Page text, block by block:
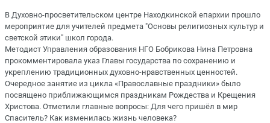
В Духовно-просветительском центре Находкинской епархии прошло
мероприятие для учителей предмета "Основы религиозных культур и
светской этики" школ города.
Методист Управления образования НГО Бобрикова Нина Петровна
прокомментировала указ Главы государства по сохранению и
укреплению традиционных духовно-нравственных ценностей.
Очередное занятие из цикла «Православные праздники» было
посвящено приближающимся праздникам Рождества и Крещения
Христова. Отметили главные вопросы: Для чего пришёл в мир
Спаситель? Как изменилась жизнь человека?